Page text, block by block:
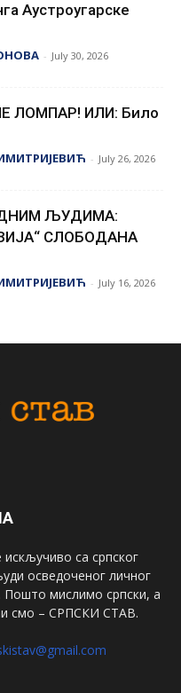
Аустроугарске
- July 30, 2026
ЛОМПАР! ИЛИ: Било
- July 26, 2026
ЉУДИМА:
СЛОБОДАНА
- July 16, 2026
са српског
осведоченог личног
мислимо српски, а
смо – СРПСКИ СТАВ.